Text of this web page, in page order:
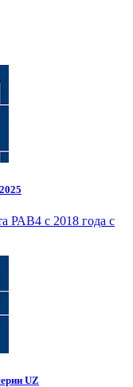
РАВ4 с 2018 года с
UZ